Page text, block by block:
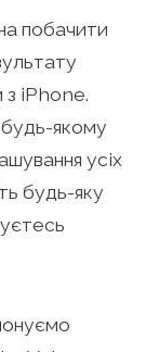
побачити
з iPhone.
якому
усіх
будь-яку